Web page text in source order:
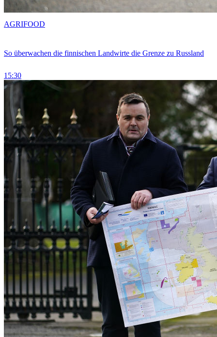
So überwachen die finnischen Landwirte die Grenze zu Russland
15:30
AGRIFOOD